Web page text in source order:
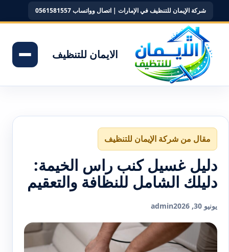
شركة الإيمان للتنظيف في الإمارات | اتصال وواتساب 0561581557
الايمان للتنظيف
مقال من شركة الإيمان للتنظيف
دليل غسيل كنب راس الخيمة:
دليلك الشامل للنظافة والتعقيم
يونيو 30, 2026 admin